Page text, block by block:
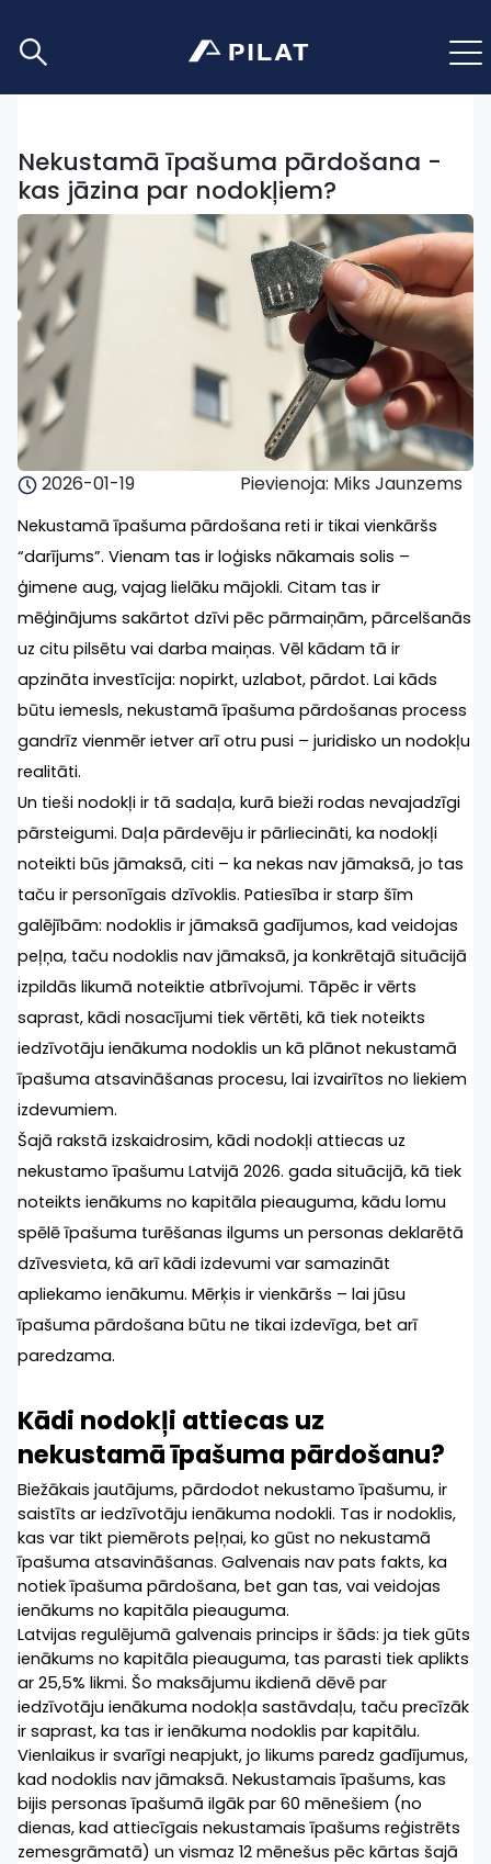
Nekustamā īpašuma pārdošana -
kas jāzina par nodokļiem?
2026-01-19 Pievienoja: Miks Jaunzems
Nekustamā īpašuma pārdošana reti ir tikai vienkāršs
“darījums”. Vienam tas ir loģisks nākamais solis –
ģimene aug, vajag lielāku mājokli. Citam tas ir
mēģinājums sakārtot dzīvi pēc pārmaiņām, pārcelšanās
uz citu pilsētu vai darba maiņas. Vēl kādam tā ir
apzināta investīcija: nopirkt, uzlabot, pārdot. Lai kāds
būtu iemesls, nekustamā īpašuma pārdošanas process
gandrīz vienmēr ietver arī otru pusi – juridisko un nodokļu
realitāti.
Un tieši nodokļi ir tā sadaļa, kurā bieži rodas nevajadzīgi
pārsteigumi. Daļa pārdevēju ir pārliecināti, ka nodokļi
noteikti būs jāmaksā, citi – ka nekas nav jāmaksā, jo tas
taču ir personīgais dzīvoklis. Patiesība ir starp šīm
galējībām: nodoklis ir jāmaksā gadījumos, kad veidojas
peļņa, taču nodoklis nav jāmaksā, ja konkrētajā situācijā
izpildās likumā noteiktie atbrīvojumi. Tāpēc ir vērts
saprast, kādi nosacījumi tiek vērtēti, kā tiek noteikts
iedzīvotāju ienākuma nodoklis un kā plānot nekustamā
īpašuma atsavināšanas procesu, lai izvairītos no liekiem
izdevumiem.
Šajā rakstā izskaidrosim, kādi nodokļi attiecas uz
nekustamo īpašumu Latvijā 2026. gada situācijā, kā tiek
noteikts ienākums no kapitāla pieauguma, kādu lomu
spēlē īpašuma turēšanas ilgums un personas deklarētā
dzīvesvieta, kā arī kādi izdevumi var samazināt
apliekamo ienākumu. Mērķis ir vienkāršs – lai jūsu
īpašuma pārdošana būtu ne tikai izdevīga, bet arī
paredzama.
Kādi nodokļi attiecas uz
nekustamā īpašuma pārdošanu?
Biežākais jautājums, pārdodot nekustamo īpašumu, ir
saistīts ar iedzīvotāju ienākuma nodokli. Tas ir nodoklis,
kas var tikt piemērots peļņai, ko gūst no nekustamā
īpašuma atsavināšanas. Galvenais nav pats fakts, ka
notiek īpašuma pārdošana, bet gan tas, vai veidojas
ienākums no kapitāla pieauguma.
Latvijas regulējumā galvenais princips ir šāds: ja tiek gūts
ienākums no kapitāla pieauguma, tas parasti tiek aplikts
ar 25,5% likmi. Šo maksājumu ikdienā dēvē par
iedzīvotāju ienākuma nodokļa sastāvdaļu, taču precīzāk
ir saprast, ka tas ir ienākuma nodoklis par kapitālu.
Vienlaikus ir svarīgi neapjukt, jo likums paredz gadījumus,
kad nodoklis nav jāmaksā. Nekustamais īpašums, kas
bijis personas īpašumā ilgāk par 60 mēnešiem (no
dienas, kad attiecīgais nekustamais īpašums reģistrēts
zemesgrāmatā) un vismaz 12 mēnešus pēc kārtas šajā